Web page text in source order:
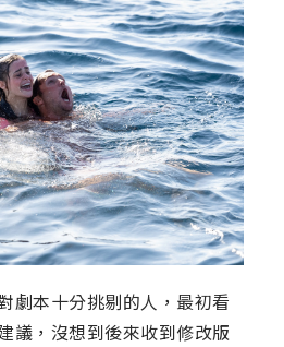
劇本十分挑剔的人，最初看
議，沒想到後來收到修改版